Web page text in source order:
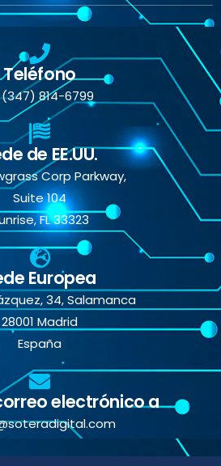
Teléfono
(347) 814-6799
de EE.UU.
Corp Parkway,
Suite 104
FL 33323
Europea
34, Salamanca
28001 Madrid
España
electrónico a